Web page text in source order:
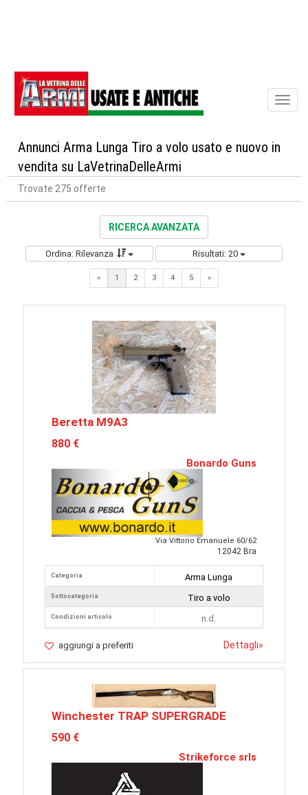
Annunci Arma Lunga Tiro a volo usato e nuovo in
vendita su LaVetrinaDelleArmi
Trovate 275 offerte
RICERCA AVANZATA
Ordina: Rilevanza Risultati: 20
« 1 2 3 4 5 »Next
Beretta M9A3
880 €
Bonardo Guns
Via Vittorio Emanuele 60/62
12042 Bra
Categoria
Sottocategoria
Condizioni articolo
Arma Lunga
Tiro a volo
n.d.
aggiungi a preferiti Dettagli»
Winchester TRAP SUPERGRADE
590 €
Strikeforce srls